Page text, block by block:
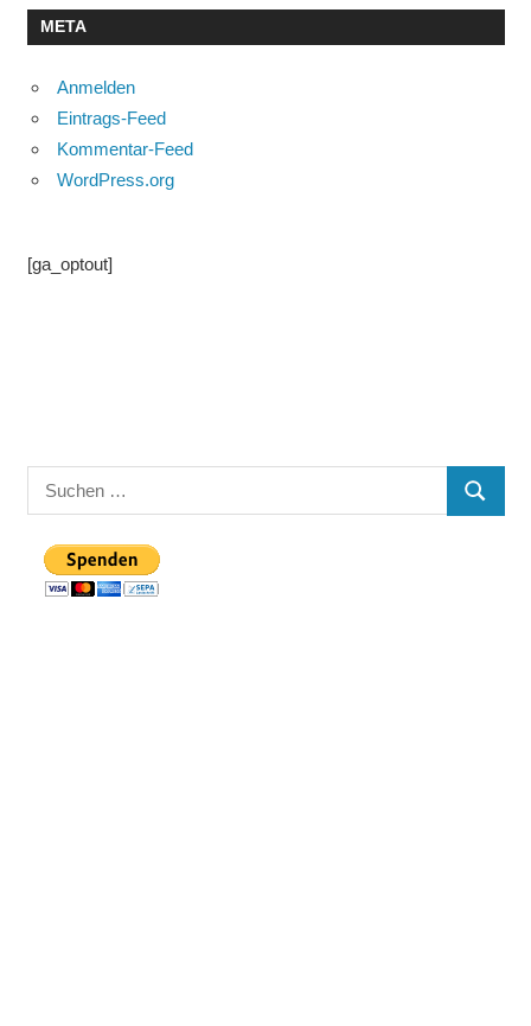
META
Anmelden
Eintrags-Feed
Kommentar-Feed
WordPress.org
[ga_optout]
Suchen
nach:
SUCHEN